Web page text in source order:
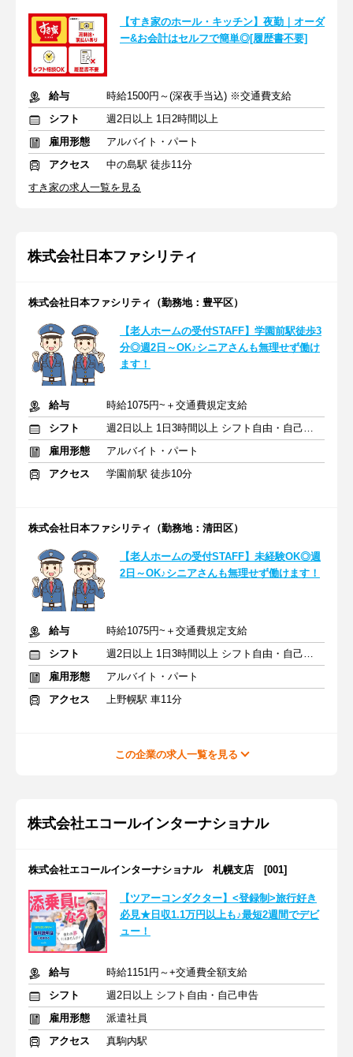
【すき家のホール・キッチン】夜勤｜オーダ
ー&お会計はセルフで簡単◎[履歴書不要]
給与
時給1500円～(深夜手当込) ※交通費支給
シフト
週2日以上 1日2時間以上
雇用形態
アルバイト・パート
アクセス
中の島駅 徒歩11分
すき家の求人一覧を見る
株式会社日本ファシリティ
株式会社日本ファシリティ（勤務地：豊平区）
【老人ホームの受付STAFF】学園前駅徒歩3
分◎週2日～OK♪シニアさんも無理せず働け
ます！
給与
時給1075円~＋交通費規定支給
シフト
週2日以上 1日3時間以上 シフト自由・自己申告
雇用形態
アルバイト・パート
アクセス
学園前駅 徒歩10分
株式会社日本ファシリティ（勤務地：清田区）
【老人ホームの受付STAFF】未経験OK◎週
2日～OK♪シニアさんも無理せず働けます！
給与
時給1075円~＋交通費規定支給
シフト
週2日以上 1日3時間以上 シフト自由・自己申告
雇用形態
アルバイト・パート
アクセス
上野幌駅 車11分
この企業の求人一覧を見る
株式会社エコールインターナショナル
株式会社エコールインターナショナル 札幌支店 [001]
【ツアーコンダクター】<登録制>旅行好き
必見★日収1.1万円以上も♪最短2週間でデビ
ュー！
給与
時給1151円～+交通費全額支給
シフト
週2日以上 シフト自由・自己申告
雇用形態
派遣社員
アクセス
真駒内駅